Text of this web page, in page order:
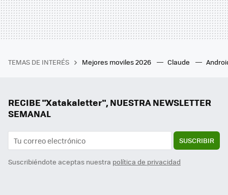
TEMAS DE INTERÉS Mejores moviles 2026 Claude
RECIBE "Xatakaletter", NUESTRA NEWSLETTER
SEMANAL
SUSCRIBIR
Suscribiéndote aceptas nuestra política de privacidad